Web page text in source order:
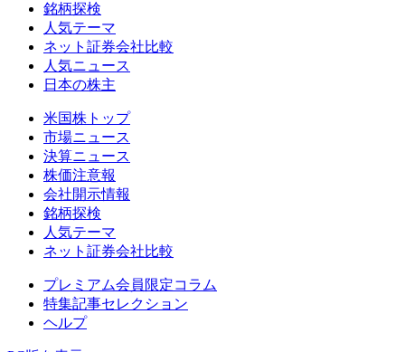
銘柄探検
人気テーマ
ネット証券会社比較
人気ニュース
日本の株主
米国株トップ
市場ニュース
決算ニュース
株価注意報
会社開示情報
銘柄探検
人気テーマ
ネット証券会社比較
プレミアム会員限定コラム
特集記事セレクション
ヘルプ